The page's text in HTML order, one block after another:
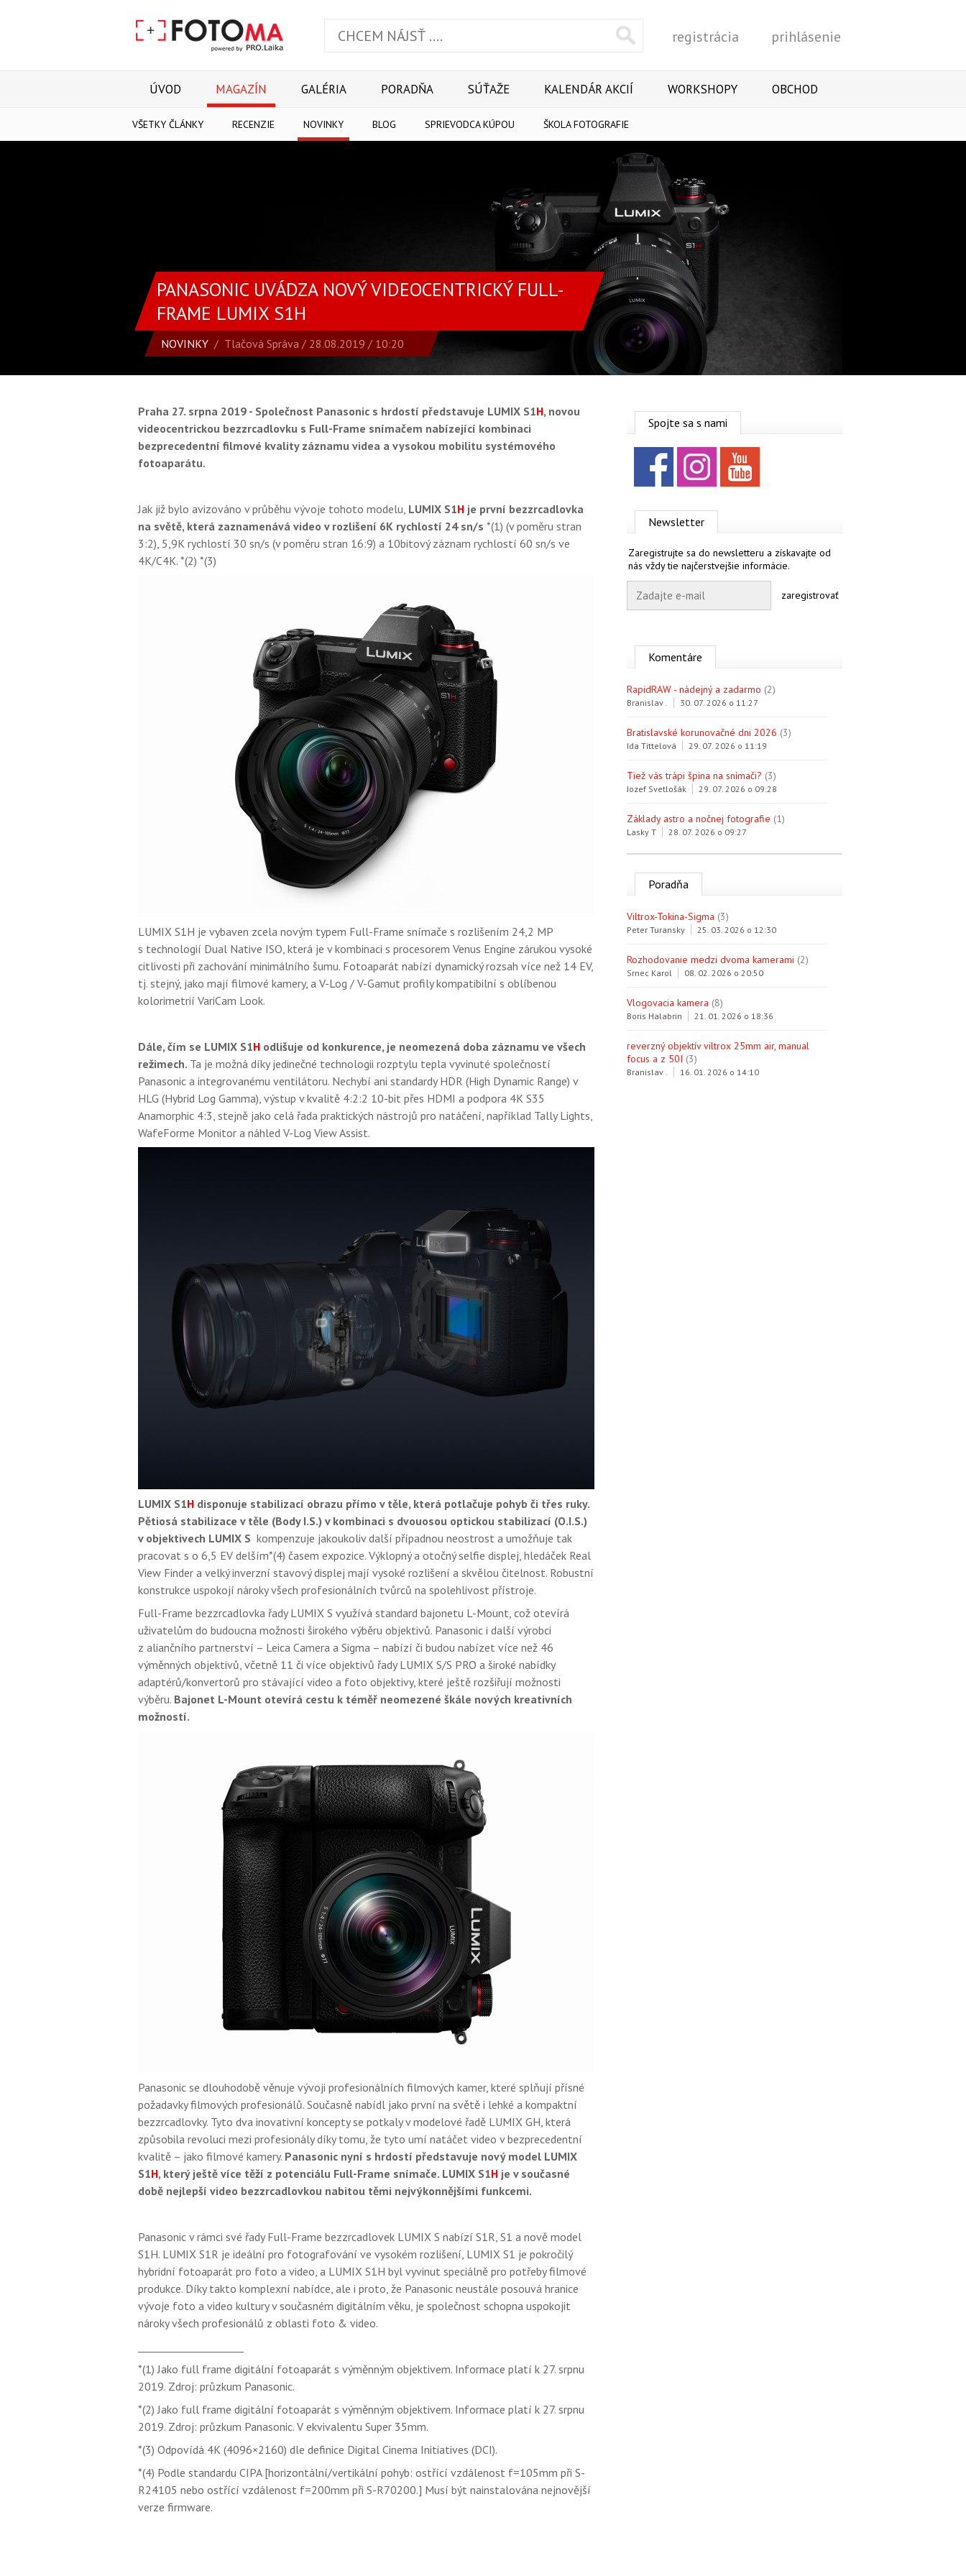
Vyhľadať
registrácia prihlásenie
ÚVOD MAGAZÍN
VŠETKY ČLÁNKY RECENZIE NOVINKY BLOG SPRIEVODCA KÚPOU ŠKOLA FOTOGRAFIE
GALÉRIA PORADŇA SÚŤAŽE KALENDÁR AKCIÍ WORKSHOPY OBCHOD
PANASONIC UVÁDZA NOVÝ VIDEOCENTRICKÝ FULL-
FRAME LUMIX S1H
NOVINKY/ Tlačová Správa / 28.08.2019 / 10:20
Praha 27. srpna 2019 - Společnost Panasonic s hrdostí představuje LUMIX S1H, novou
videocentrickou bezzrcadlovku s Full-Frame snímačem nabízející kombinaci
bezprecedentní filmové kvality záznamu videa a vysokou mobilitu systémového
fotoaparátu.
Jak již bylo avizováno v průběhu vývoje tohoto modelu, LUMIX S1H je první bezzrcadlovka
na světě, která zaznamenává video v rozlišení 6K rychlostí 24 sn/s *(1) (v poměru stran
3:2), 5,9K rychlostí 30 sn/s (v poměru stran 16:9) a 10bitový záznam rychlostí 60 sn/s ve
4K/C4K. *(2) *(3)
LUMIX S1H je vybaven zcela novým typem Full-Frame snímače s rozlišením 24,2 MP
s technologií Dual Native ISO, která je v kombinaci s procesorem Venus Engine zárukou vysoké
citlivosti při zachování minimálního šumu. Fotoaparát nabízí dynamický rozsah více než 14 EV,
tj. stejný, jako mají filmové kamery, a V-Log / V-Gamut profily kompatibilní s oblíbenou
kolorimetrií VariCam Look.
Dále, čím se LUMIX S1H odlišuje od konkurence, je neomezená doba záznamu ve všech
režimech. Ta je možná díky jedinečné technologii rozptylu tepla vyvinuté společností
Panasonic a integrovanému ventilátoru. Nechybí ani standardy HDR (High Dynamic Range) v
HLG (Hybrid Log Gamma), výstup v kvalitě 4:2:2 10-bit přes HDMI a podpora 4K S35
Anamorphic 4:3, stejně jako celá řada praktických nástrojů pro natáčení, například Tally Lights,
WafeForme Monitor a náhled V-Log View Assist.
LUMIX S1H disponuje stabilizací obrazu přímo v těle, která potlačuje pohyb či třes ruky.
Pětiosá stabilizace v těle (Body I.S.) v kombinaci s dvouosou optickou stabilizací (O.I.S.)
v objektivech LUMIX S kompenzuje jakoukoliv další případnou neostrost a umožňuje tak
pracovat s o 6,5 EV delším*(4) časem expozice. Výklopný a otočný selfie displej, hledáček Real
View Finder a velký inverzní stavový displej mají vysoké rozlišení a skvělou čitelnost. Robustní
konstrukce uspokojí nároky všech profesionálních tvůrců na spolehlivost přístroje.
Full-Frame bezzrcadlovka řady LUMIX S využívá standard bajonetu L-Mount, což otevírá
uživatelům do budoucna možnosti širokého výběru objektivů. Panasonic i další výrobci
z aliančního partnerství – Leica Camera a Sigma – nabízí či budou nabízet více než 46
výměnných objektivů, včetně 11 či více objektivů řady LUMIX S/S PRO a široké nabídky
adaptérů/konvertorů pro stávající video a foto objektivy, které ještě rozšiřují možnosti
výběru. Bajonet L-Mount otevírá cestu k téměř neomezené škále nových kreativních
možností.
Panasonic se dlouhodobě věnuje vývoji profesionálních filmových kamer, které splňují přísné
požadavky filmových profesionálů. Současně nabídl jako první na světě i lehké a kompaktní
bezzrcadlovky. Tyto dva inovativní koncepty se potkaly v modelové řadě LUMIX GH, která
způsobila revoluci mezi profesionály díky tomu, že tyto umí natáčet video v bezprecedentní
kvalitě – jako filmové kamery. Panasonic nyní s hrdostí představuje nový model LUMIX
S1H, který ještě více těží z potenciálu Full-Frame snímače. LUMIX S1H je v současné
době nejlepší video bezzrcadlovkou nabitou těmi nejvýkonnějšími funkcemi.
Panasonic v rámci své řady Full-Frame bezzrcadlovek LUMIX S nabízí S1R, S1 a nově model
S1H. LUMIX S1R je ideální pro fotografování ve vysokém rozlišení, LUMIX S1 je pokročilý
hybridní fotoaparát pro foto a video, a LUMIX S1H byl vyvinut speciálně pro potřeby filmové
produkce. Díky takto komplexní nabídce, ale i proto, že Panasonic neustále posouvá hranice
vývoje foto a video kultury v současném digitálním věku, je společnost schopna uspokojit
nároky všech profesionálů z oblasti foto & video.
*(1) Jako full frame digitální fotoaparát s výměnným objektivem. Informace platí k 27. srpnu
2019. Zdroj: průzkum Panasonic.
*(2) Jako full frame digitální fotoaparát s výměnným objektivem. Informace platí k 27. srpnu
2019. Zdroj: průzkum Panasonic. V ekvivalentu Super 35mm.
*(3) Odpovídá 4K (4096×2160) dle definice Digital Cinema Initiatives (DCI).
*(4) Podle standardu CIPA [horizontální/vertikální pohyb: ostřící vzdálenost f=105mm při S-
R24105 nebo ostřící vzdálenost f=200mm při S-R70200.] Musí být nainstalována nejnovější
verze firmware.
Spojte sa s nami
Facebook
Newsletter
Zaregistrujte sa do newsletteru a získavajte od
nás vždy tie najčerstvejšie informácie.
zaregistrovať
Komentáre
RapidRAW - nádejný a zadarmo (2)
Branislav . 30. 07. 2026 o 11:27
Bratislavské korunovačné dni 2026 (3)
Ida Tittelová 29. 07. 2026 o 11:19
Tiež vás trápi špina na snímači? (3)
Jozef Svetlošák 29. 07. 2026 o 09:28
Základy astro a nočnej fotografie (1)
Lasky T 28. 07. 2026 o 09:27
Poradňa
Viltrox-Tokina-Sigma (3)
Peter Turansky 25. 03. 2026 o 12:30
Rozhodovanie medzi dvoma kamerami (2)
Srnec Karol 08. 02. 2026 o 20:50
Vlogovacia kamera (8)
Boris Halabrin 21. 01. 2026 o 18:36
reverzný objektív viltrox 25mm air, manual
focus a z 50I (3)
Branislav . 16. 01. 2026 o 14:10